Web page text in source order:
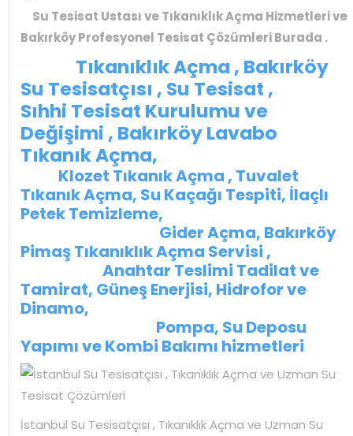
Su Tesisat Ustası ve Tıkanıklık Açma Hizmetleri ve
Bakırköy Profesyonel Tesisat Çözümleri Burada .
Tıkanıklık Açma , Bakırköy
Su Tesisatçısı , Su Tesisat ,
Sıhhi Tesisat Kurulumu ve
Değişimi , Bakırköy Lavabo
Tıkanık Açma,
Klozet Tıkanık Açma , Tuvalet
Tıkanık Açma, Su Kaçağı Tespiti, İlaçlı
Petek Temizleme,
Gider Açma, Bakırköy
Pimaş Tıkanıklık Açma Servisi ,
Anahtar Teslimi Tadilat ve
Tamirat, Güneş Enerjisi, Hidrofor ve
Dinamo,
Pompa, Su Deposu
Yapımı ve Kombi Bakımı hizmetleri
İstanbul Su Tesisatçısı , Tıkanıklık Açma ve Uzman Su